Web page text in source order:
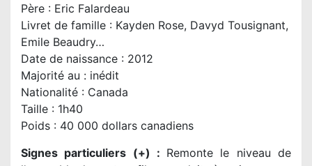
Père : Eric Falardeau
Livret de famille : Kayden Rose, Davyd Tousignant,
Emile Beaudry…
Date de naissance : 2012
Majorité au : inédit
Nationalité : Canada
Taille : 1h40
Poids : 40 000 dollars canadiens
Signes particuliers (+) : Remonte le niveau de